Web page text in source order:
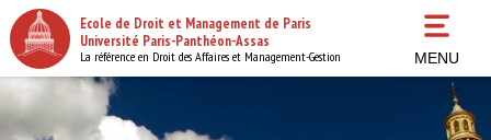
Aller
au
contenu
principal
Ecole de Droit et Management de Paris
Université Paris-Panthéon-Assas
La référence en Droit des Affaires et Management-Gestion MENU